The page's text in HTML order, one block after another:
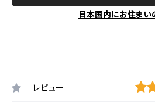
日本国内にお住まい
レビュー